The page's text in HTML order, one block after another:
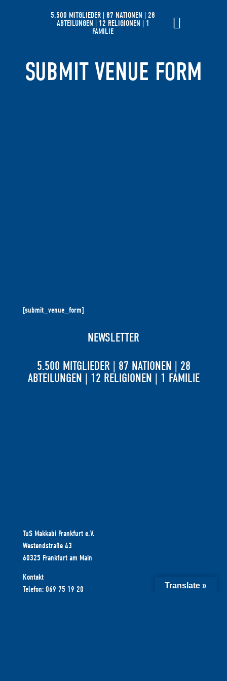
5.500 MITGLIEDER | 87 NATIONEN | 28
ABTEILUNGEN | 12 RELIGIONEN | 1
FAMILIE
SUBMIT VENUE FORM
[submit_venue_form]
NEWSLETTER
5.500 MITGLIEDER | 87 NATIONEN | 28
ABTEILUNGEN | 12 RELIGIONEN | 1 FAMILIE
TuS Makkabi Frankfurt e.V.
Westendstraße 43
60325 Frankfurt am Main
Kontakt
Telefon: 069 75 19 20
Translate »